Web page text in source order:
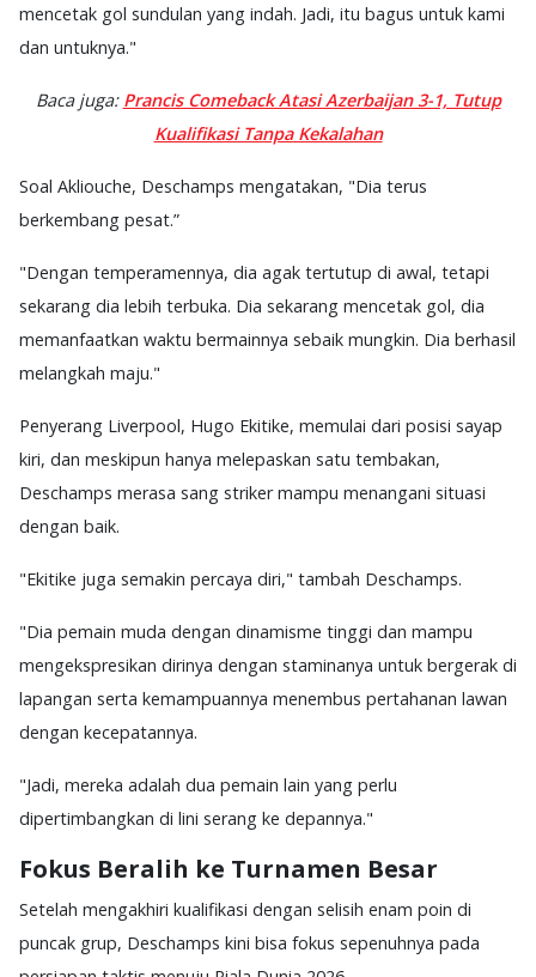
mencetak gol sundulan yang indah. Jadi, itu bagus untuk kami
dan untuknya."
Baca juga: Prancis Comeback Atasi Azerbaijan 3-1, Tutup
Kualifikasi Tanpa Kekalahan
Soal Akliouche, Deschamps mengatakan, "Dia terus
berkembang pesat.”
"Dengan temperamennya, dia agak tertutup di awal, tetapi
sekarang dia lebih terbuka. Dia sekarang mencetak gol, dia
memanfaatkan waktu bermainnya sebaik mungkin. Dia berhasil
melangkah maju."
Penyerang Liverpool, Hugo Ekitike, memulai dari posisi sayap
kiri, dan meskipun hanya melepaskan satu tembakan,
Deschamps merasa sang striker mampu menangani situasi
dengan baik.
"Ekitike juga semakin percaya diri," tambah Deschamps.
"Dia pemain muda dengan dinamisme tinggi dan mampu
mengekspresikan dirinya dengan staminanya untuk bergerak di
lapangan serta kemampuannya menembus pertahanan lawan
dengan kecepatannya.
"Jadi, mereka adalah dua pemain lain yang perlu
dipertimbangkan di lini serang ke depannya."
Fokus Beralih ke Turnamen Besar
Setelah mengakhiri kualifikasi dengan selisih enam poin di
puncak grup, Deschamps kini bisa fokus sepenuhnya pada